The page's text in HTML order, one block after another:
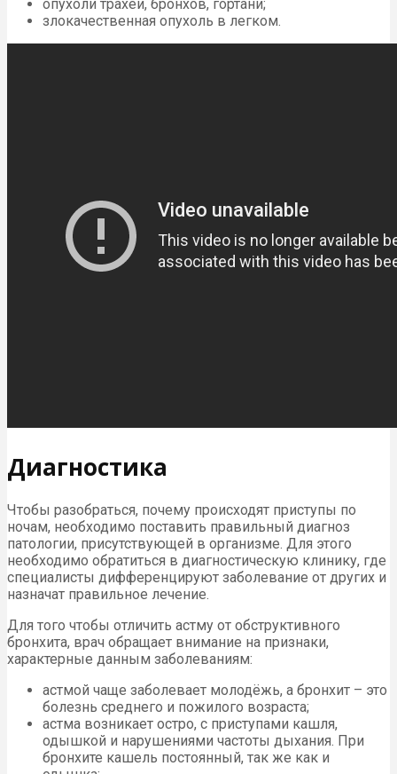
опухоли трахеи, бронхов, гортани;
злокачественная опухоль в легком.
Диагностика
Чтобы разобраться, почему происходят приступы по
ночам, необходимо поставить правильный диагноз
патологии, присутствующей в организме. Для этого
необходимо обратиться в диагностическую клинику, где
специалисты дифференцируют заболевание от других и
назначат правильное лечение.
Для того чтобы отличить астму от обструктивного
бронхита, врач обращает внимание на признаки,
характерные данным заболеваниям:
астмой чаще заболевает молодёжь, а бронхит – это
болезнь среднего и пожилого возраста;
астма возникает остро, с приступами кашля,
одышкой и нарушениями частоты дыхания. При
бронхите кашель постоянный, так же как и